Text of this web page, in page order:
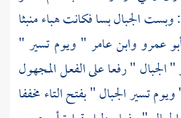
الجبال بسا فكانت هباء منبثا
عمرووابن عامر" ويوم تسير "
الجبال " رفعا على الفعل المجهول
تسير الجبال " بفتح التاء مخففا